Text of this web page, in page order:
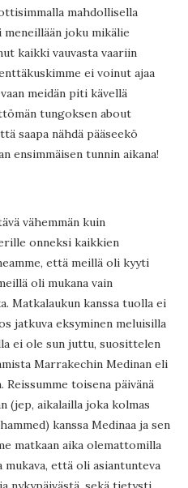
mahdollisella
joku mikälie
kaikki vauvasta vaariin
ei voinut ajaa
meidän piti kävellä
tungoksen about
saapa nähdä pääseekö
ensimmäisen tunnin aikana!
vähemmän kuin
onneksi kaikkien
että meillä oli kyyti
oli mukana vain
Matkalaukun kanssa tuolla ei
jatkuva eksyminen meluisilla
ei ole sun juttu, suosittelen
Marrakechin Medinan eli
toisena päivänä
(jep, aikalailla joka kolmas
kanssa Medinaa ja sen
matkaan aika olemattomilla
että oli asiantunteva